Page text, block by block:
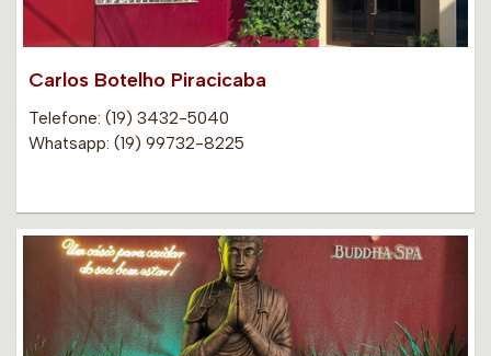
Carlos Botelho Piracicaba
Telefone: (19) 3432-5040
Whatsapp: (19) 99732-8225